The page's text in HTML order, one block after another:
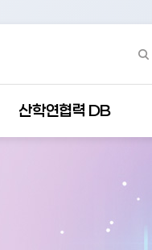
산학연협력 DB